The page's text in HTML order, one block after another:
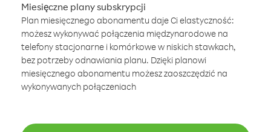
Miesięczne plany subskrypcji
Plan miesięcznego abonamentu daje Ci elastyczność:
możesz wykonywać połączenia międzynarodowe na
telefony stacjonarne i komórkowe w niskich stawkach,
bez potrzeby odnawiania planu. Dzięki planowi
miesięcznego abonamentu możesz zaoszczędzić na
wykonywanych połączeniach